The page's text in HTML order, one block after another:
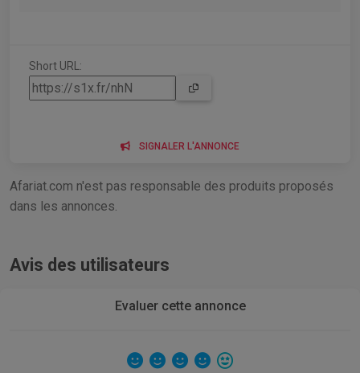
Short URL:
SIGNALER L'ANNONCE
Afariat.com n'est pas responsable des produits proposés
dans les annonces.
Avis des utilisateurs
Evaluer cette annonce